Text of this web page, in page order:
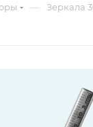
— Зеркала